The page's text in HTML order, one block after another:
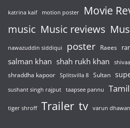
katrina kaif motion poster Movie
music Music reviews
nawazuddin siddiqui poster Raees
salman khan shah rukh khan
shraddha kapoor Splitsvilla 8 Sultan
sushant singh rajput taapsee pannu Tamil
tiger shroff Trailer tv varun dhawan